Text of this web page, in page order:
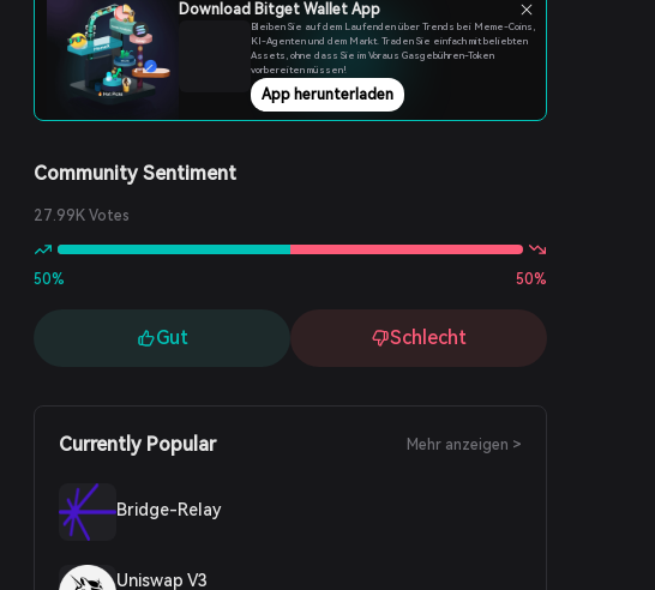
Download Bitget Wallet App
Bleiben Sie auf dem Laufenden über Trends bei Meme-Coins,
KI-Agenten und dem Markt. Traden Sie einfach mit beliebten
Assets, ohne dass Sie im Voraus Gasgebühren-Token
vorbereiten müssen!
App herunterladen
Community Sentiment
27.99K Votes
50% 50%
Gut Schlecht
Currently Popular Mehr anzeigen >
Bridge-Relay
Uniswap V3